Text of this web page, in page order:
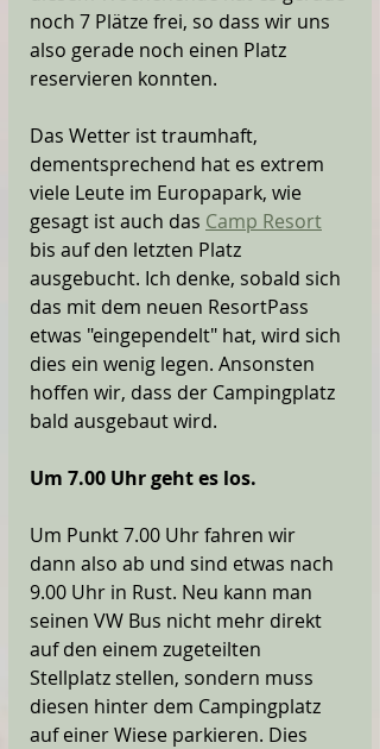
noch 7 Plätze frei, so dass wir uns
also gerade noch einen Platz
reservieren konnten.
Das Wetter ist traumhaft,
dementsprechend hat es extrem
viele Leute im Europapark, wie
gesagt ist auch das Camp Resort
bis auf den letzten Platz
ausgebucht. Ich denke, sobald sich
das mit dem neuen ResortPass
etwas "eingependelt" hat, wird sich
dies ein wenig legen. Ansonsten
hoffen wir, dass der Campingplatz
bald ausgebaut wird.
Um 7.00 Uhr geht es los.
Um Punkt 7.00 Uhr fahren wir
dann also ab und sind etwas nach
9.00 Uhr in Rust. Neu kann man
seinen VW Bus nicht mehr direkt
auf den einem zugeteilten
Stellplatz stellen, sondern muss
diesen hinter dem Campingplatz
auf einer Wiese parkieren. Dies